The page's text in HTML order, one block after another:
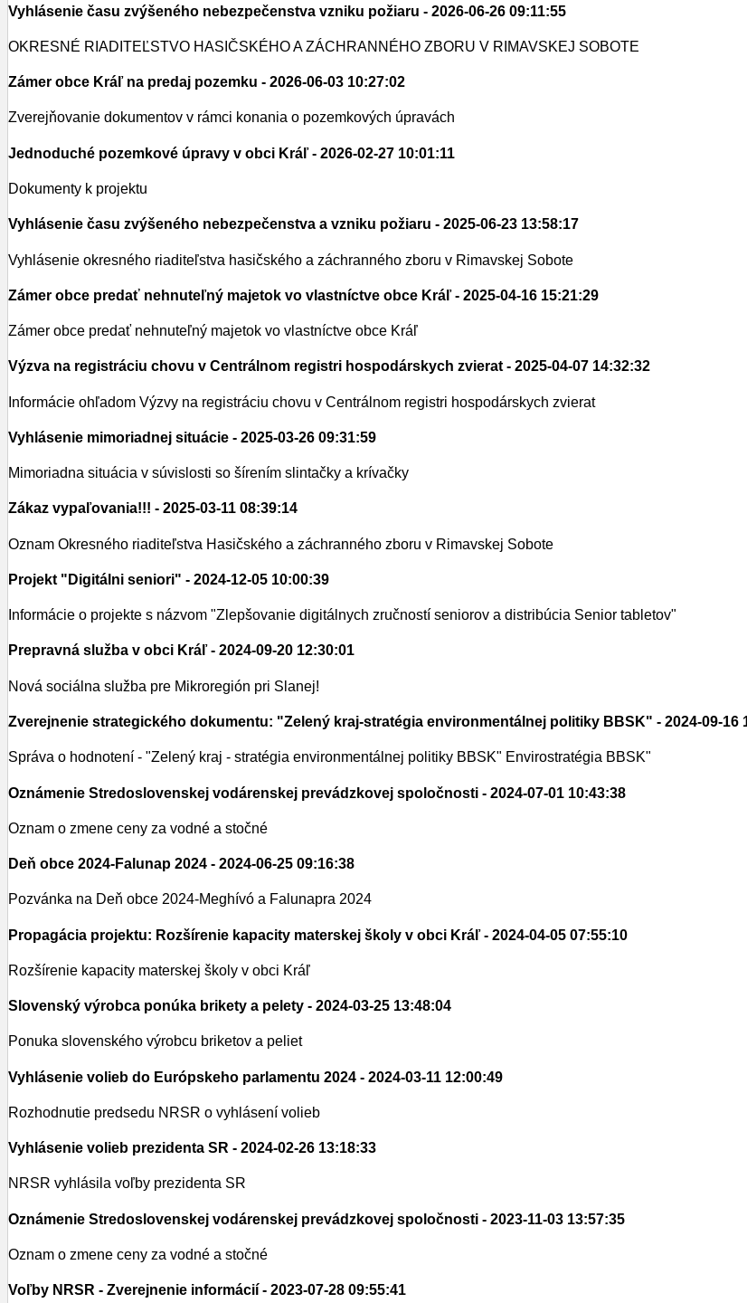
Vyhlásenie času zvýšeného nebezpečenstva vzniku požiaru - 2026-06-26 09:11:55
OKRESNÉ RIADITEĽSTVO HASIČSKÉHO A ZÁCHRANNÉHO ZBORU V RIMAVSKEJ SOBOTE
Zámer obce Kráľ na predaj pozemku - 2026-06-03 10:27:02
Zverejňovanie dokumentov v rámci konania o pozemkových úpravách
Jednoduché pozemkové úpravy v obci Kráľ- 2026-02-27 10:01:11
Dokumenty k projektu
Vyhlásenie času zvýšeného nebezpečenstva a vzniku požiaru - 2025-06-23 13:58:17
Vyhlásenie okresného riaditeľstva hasičského a záchranného zboru v Rimavskej Sobote
Zámer obce predať nehnuteľný majetok vo vlastníctve obce Kráľ- 2025-04-16 15:21:29
Zámer obce predať nehnuteľný majetok vo vlastníctve obce Kráľ
Výzva na registráciu chovu v Centrálnom registri hospodárskych zvierat - 2025-04-07 14:32:32
Informácie ohľadom Výzvy na registráciu chovu v Centrálnom registri hospodárskych zvierat
Vyhlásenie mimoriadnej situácie - 2025-03-26 09:31:59
Mimoriadna situácia v súvislosti so šírením slintačky a krívačky
Zákaz vypaľovania!!! - 2025-03-11 08:39:14
Oznam Okresného riaditeľstva Hasičského a záchranného zboru v Rimavskej Sobote
Projekt "Digitálni seniori" - 2024-12-05 10:00:39
Informácie o projekte s názvom "Zlepšovanie digitálnych zručností seniorov a distribúcia Senior tabletov"
Prepravná služba v obci Kráľ- 2024-09-20 12:30:01
Nová sociálna služba pre Mikroregión pri Slanej!
Zverejnenie strategického dokumentu: "Zelený kraj-stratégia environmentálnej politiky BBSK" - 2024-09-16
Správa o hodnotení - "Zelený kraj - stratégia environmentálnej politiky BBSK" Envirostratégia BBSK"
Oznámenie Stredoslovenskej vodárenskej prevádzkovej spoločnosti - 2024-07-01 10:43:38
Oznam o zmene ceny za vodné a stočné
Deň obce 2024-Falunap 2024 - 2024-06-25 09:16:38
Pozvánka na Deň obce 2024-Meghívó a Falunapra 2024
Propagácia projektu: Rozšírenie kapacity materskej školy v obci Kráľ- 2024-04-05 07:55:10
Rozšírenie kapacity materskej školy v obci Kráľ
Slovenský výrobca ponúka brikety a pelety - 2024-03-25 13:48:04
Ponuka slovenského výrobcu briketov a peliet
Vyhlásenie volieb do Európskeho parlamentu 2024 - 2024-03-11 12:00:49
Rozhodnutie predsedu NRSR o vyhlásení volieb
Vyhlásenie volieb prezidenta SR - 2024-02-26 13:18:33
NRSR vyhlásila voľby prezidenta SR
Oznámenie Stredoslovenskej vodárenskej prevádzkovej spoločnosti - 2023-11-03 13:57:35
Oznam o zmene ceny za vodné a stočné
Voľby NRSR - Zverejnenie informácií - 2023-07-28 09:55:41